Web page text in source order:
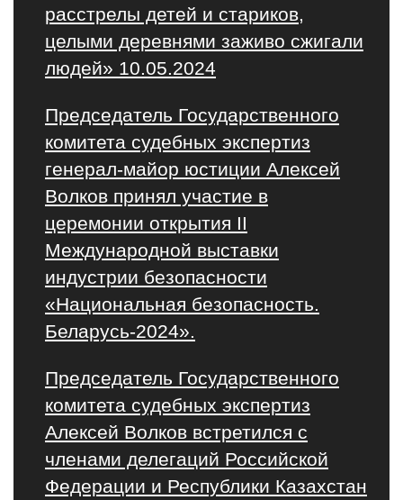
расстрелы детей и стариков,
целыми деревнями заживо сжигали
людей» 10.05.2024
Председатель Государственного
комитета судебных экспертиз
генерал-майор юстиции Алексей
Волков принял участие в
церемонии открытия II
Международной выставки
индустрии безопасности
«Национальная безопасность.
Беларусь-2024».
Председатель Государственного
комитета судебных экспертиз
Алексей Волков встретился с
членами делегаций Российской
Федерации и Республики Казахстан